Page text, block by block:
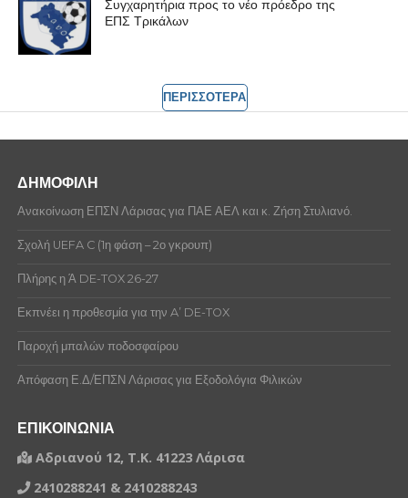
Συγχαρητήρια προς το νέο πρόεδρο της
ΕΠΣ Τρικάλων
ΠΕΡΙΣΣΟΤΕΡΑ
ΔΗΜΟΦΙΛΗ
Ανακοίνωση ΕΠΣΝ Λάρισας για ΠΑΕ ΑΕΛ και κ. Ζήση Στυλιανό.
Σχολή UEFA C (1η φάση – 2ο γκρουπ)
Πλήρης η Ά DE-TOX 26-27
Εκπνέει η προθεσμία για την A’ DE-TOX
Παροχή μπαλών ποδοσφαίρου
Απόφαση Ε.Δ/ΕΠΣΝ Λάρισας για Εξοδολόγια Φιλικών
ΕΠΙΚΟΙΝΩΝΙΑ
Αδριανού 12, Τ.Κ. 41223 Λάρισα
2410288241 & 2410288243